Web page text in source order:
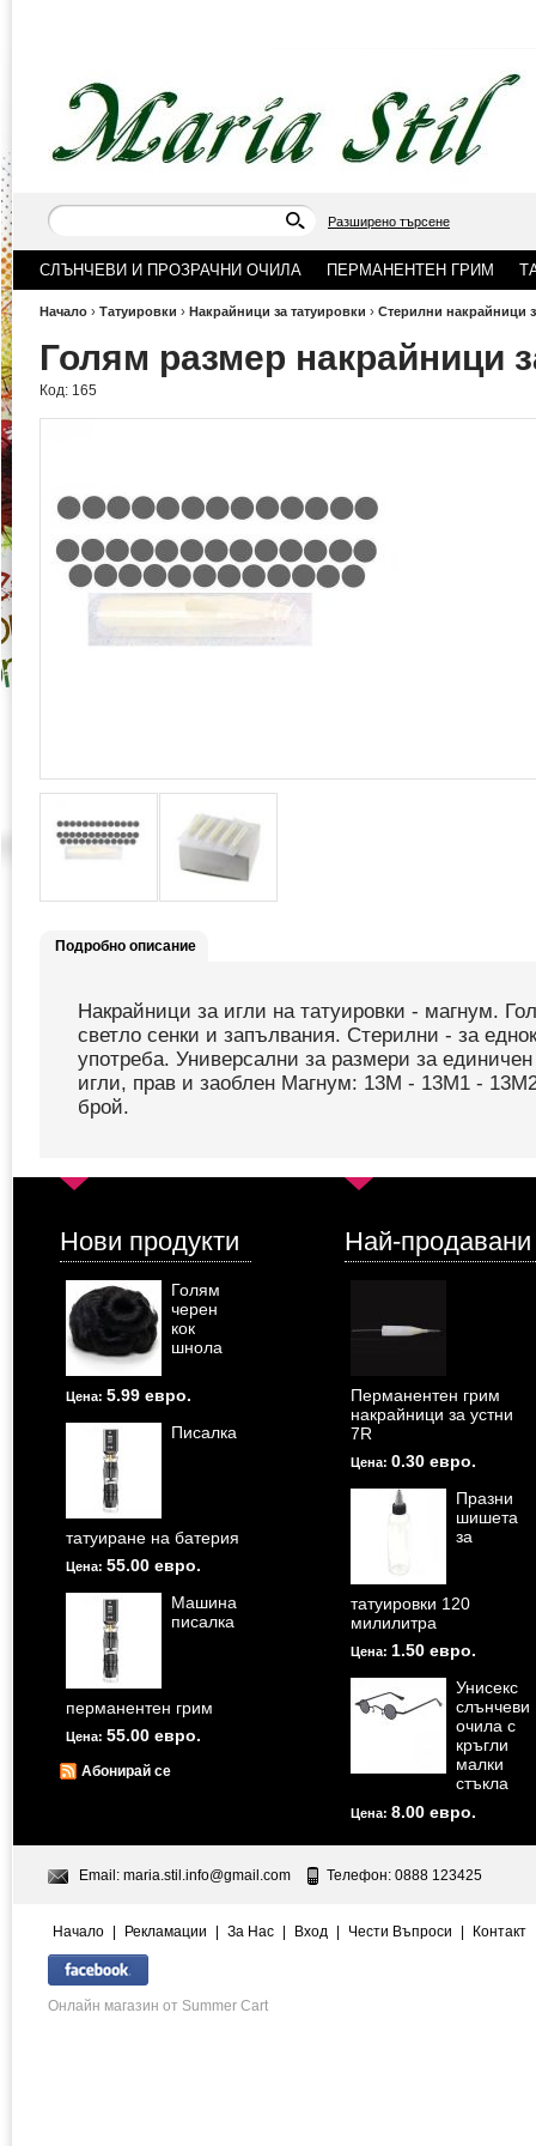
Разширено търсене
СЛЪНЧЕВИ И ПРОЗРАЧНИ ОЧИЛА ПЕРМАНЕНТЕН ГРИМ
Начало › Татуировки › Накрайници за татуировки › Стерилни накрайници
Голям размер накрайници
Код: 165
Подробно описание
Накрайници за игли на татуировки - магнум.
светло сенки и запълвания. Стерилни - за
употреба. Универсални за размери за
игли, прав и заоблен Магнум: 13M - 13M1 -
брой.
Нови продукти
Голям
черен
кок
шнола
Цена: 5.99 евро.
Писалка
татуиране на батерия
Цена: 55.00 евро.
Машина
писалка
перманентен грим
Цена: 55.00 евро.
Абонирай се
Най-продавани
Перманентен грим
накрайници за устни
7R
Цена: 0.30 евро.
Празни
шишета
за
татуировки 120
милилитра
Цена: 1.50 евро.
Унисекс
слънчеви
очила с
кръгли
малки
стъкла
Цена: 8.00 евро.
Email: maria.stil.info@gmail.com Телефон: 0888 123425
Начало | Рекламации | За Нас | Вход | Чести Въпроси | Контакт
Онлайн магазин от Summer Cart